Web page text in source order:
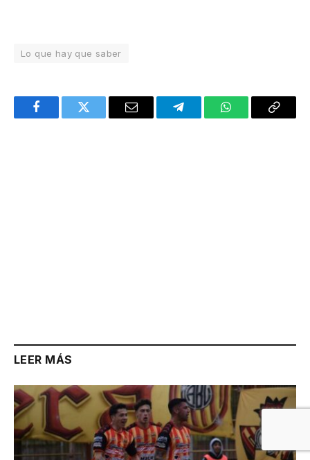
Lo que hay que saber
FacebookTwitter Email TelegramWhatsAppCopy
LEER MÁS